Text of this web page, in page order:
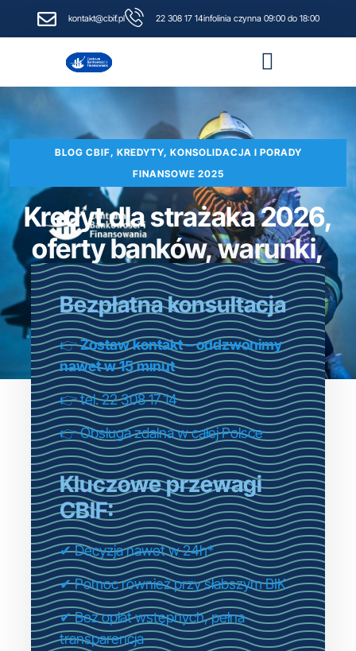
kontakt@cbif.pl 22 308 17 14infolinia czynna 09:00 do 18:00
BLOG CBIF, KREDYTY, KONSOLIDACJA I PORADY
FINANSOWE 2025
Kredyt dla strażaka 2026,
oferty banków, warunki,
raty, RRSO
24 grudnia, 2025
Bezpłatna konsultacja
👉Zostaw kontakt – oddzwonimy
nawet w 15 minut
👉 tel. 22 308 17 14
👉 Obsługa zdalna w całej Polsce
Kluczowe przewagi
CBIF:
✔ Decyzja nawet w 24h*
✔ Pomoc również przy słabszym BIK
✔ Bez opłat wstępnych, pełna
transparencja